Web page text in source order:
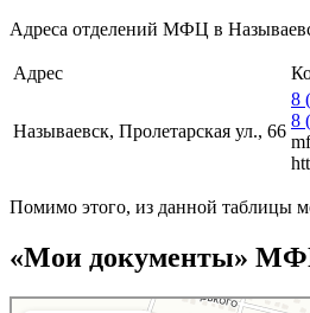
Адреса отделений МФЦ в
Адрес
Называевск, Пролетарская ул., 66
8
8
Помимо этого, из данной таблицы
«Мои документы»